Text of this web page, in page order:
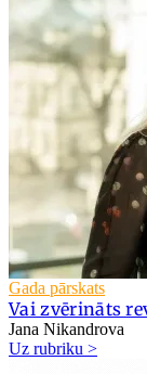
Gada pārskats
Vai zvērināts
Jana Nikandrova
Uz rubriku >